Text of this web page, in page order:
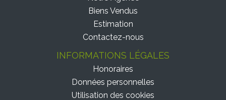
Biens Vendus
Estimation
Contactez-nous
INFORMATIONS LÉGALES
Honoraires
Données personnelles
Utilisation des cookies